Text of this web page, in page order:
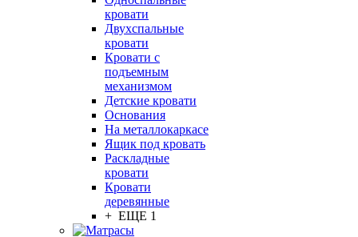
кровати
Двухспальные
кровати
Кровати с
подъемным
механизмом
Детские кровати
Основания
На металлокаркасе
Ящик под кровать
Раскладные
кровати
Кровати
деревянные
+ ЕЩЕ 1